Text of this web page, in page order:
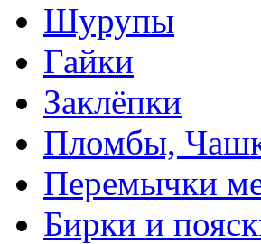
Шурупы
Гайки
Заклёпки
Пломбы,
Перемычки
Бирки и